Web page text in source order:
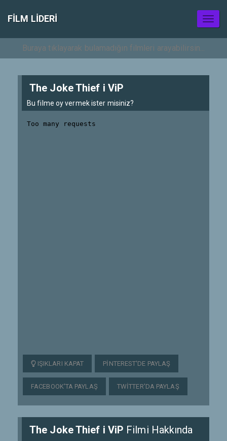
FILM LIDERI
The Joke Thief i ViP
Bu filme oy vermek ister misiniz?
IŞIKLARI KAPAT PINTEREST'DE PAYLAŞ
FACEBOOK'TA PAYLAŞ TWITTER'DA PAYLAŞ
The Joke Thief i ViP Filmi Hakkında